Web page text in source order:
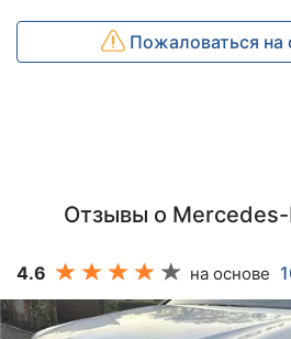
Пожаловаться на
Отзывы о Mercedes-
4.6 на основе